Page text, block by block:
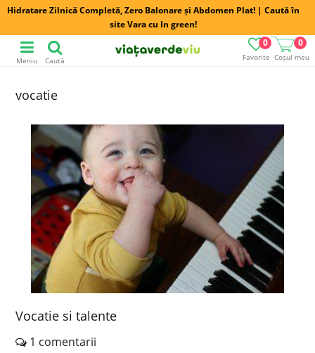
Hidratare Zilnică Completă, Zero Balonare și Abdomen Plat! | Caută în
site Vara cu In green!
Favorite
0
Coșul meu
0
Meniu Caută
vocatie
Vocatie si talente
1 comentarii